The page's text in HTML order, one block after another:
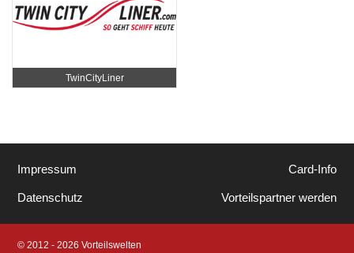
TwinCityLiner
Impressum
Datenschutz
Card-Info
Vorteilspartner werden
© 2012 - 2026 Vorteilswelten